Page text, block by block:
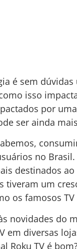
é sem
isso
por
ser ainda
no
destinados
tiveram um
os famosos
novidades do
em diversas
Roku TV é